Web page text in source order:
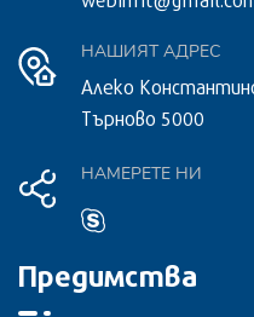
НАШИЯТ АДРЕС
Алеко
Търново 5000
НАМЕРЕТЕ НИ
Предимства